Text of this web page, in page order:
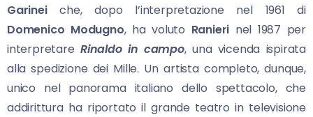
Garineiche, dopo l’interpretazione nel 1961 di
Domenico Modugno, ha voluto Ranieri nel 1987 per
interpretare Rinaldo in campo, una vicenda ispirata
alla spedizione dei Mille. Un artista completo, dunque,
unico nel panorama italiano dello spettacolo, che
addirittura ha riportato il grande teatro in televisione